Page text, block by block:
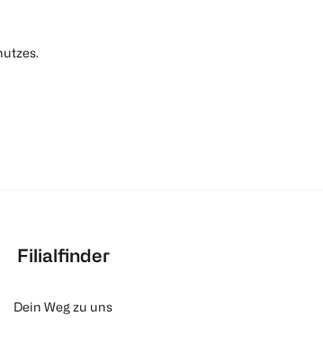
Filialfinder
Dein Weg zu uns